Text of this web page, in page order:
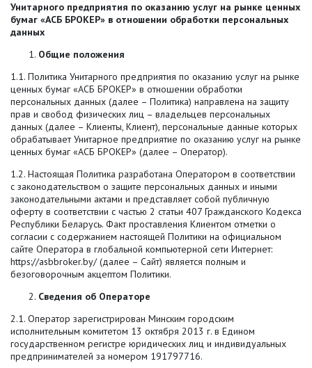
Унитарного предприятия по оказанию услуг на рынке ценных
бумаг «АСБ БРОКЕР» в отношении обработки персональных
данных
Общие положения
1.1. Политика Унитарного предприятия по оказанию услуг на рынке
ценных бумаг «АСБ БРОКЕР» в отношении обработки
персональных данных (далее – Политика) направлена на защиту
прав и свобод физических лиц – владельцев персональных
данных (далее – Клиенты, Клиент), персональные данные которых
обрабатывает Унитарное предприятие по оказанию услуг на рынке
ценных бумаг «АСБ БРОКЕР» (далее – Оператор).
1.2. Настоящая Политика разработана Оператором в соответствии
с законодательством о защите персональных данных и иными
законодательными актами и представляет собой публичную
оферту в соответствии с частью 2 статьи 407 Гражданского Кодекса
Республики Беларусь. Факт проставления Клиентом отметки о
согласии с содержанием настоящей Политики на официальном
сайте Оператора в глобальной компьютерной сети Интернет:
https://asbbroker.by/ (далее – Сайт) является полным и
безоговорочным акцептом Политики.
Сведения об Операторе
2.1. Оператор зарегистрирован Минским городским
исполнительным комитетом 13 октября 2013 г. в Едином
государственном регистре юридических лиц и индивидуальных
предпринимателей за номером 191797716.